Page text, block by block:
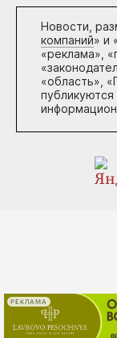
Новости,
компаний» и
«реклама»,
«область»,
РЕКЛАМА